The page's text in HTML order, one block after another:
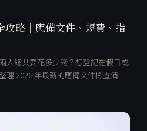
攻略｜應備文件、規費、指
人總共要花多少錢？想登記在假日或
理 2026 年最新的應備文件檢查清